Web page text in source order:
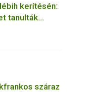
kerítésén:
tanulták
száraz